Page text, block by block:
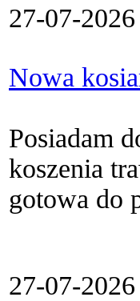
27-07-
Nowa
Posiadam
koszenia
gotowa do
27-07-